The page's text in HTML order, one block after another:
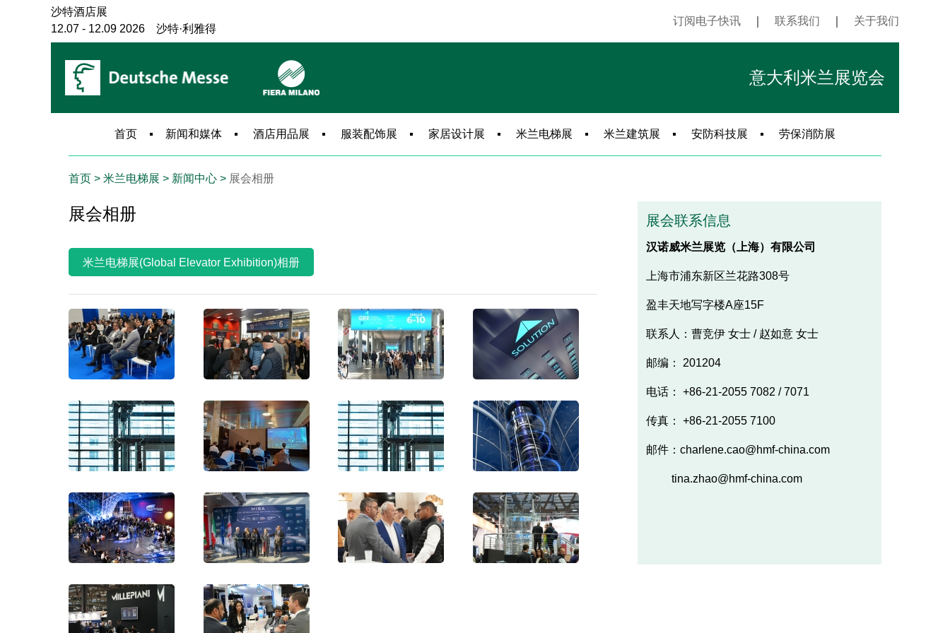
沙特酒店展
12.07 - 12.09 2026 沙特·利雅得
06.08 - 06.10 2027 巴西·圣保罗
巴西消防展
11.17 - 11.19 2027 意大利·米兰
米兰安防展
11.17 - 11.19 2027 意大利·米兰
09.12 - 09.14 2026 意大利·米兰
订阅电子快讯 联系我们 关于我们
意大利米兰展览会
首页 新闻和媒体 酒店用品展 服装配饰展 家居设计展 米兰电梯展 米兰建筑展 安防科技展 劳保消防展
首页 > 米兰电梯展 > 新闻中心 > 展会相册
展会相册
米兰电梯展(Global Elevator Exhibition)相册
展会联系信息
汉诺威米兰展览（上海）有限公司
上海市浦东新区兰花路308号
盈丰天地写字楼A座15F
联系人：曹竞伊 女士 / 赵如意 女士
邮编： 201204
电话： +86-21-2055 7082 / 7071
传真： +86-21-2055 7100
邮件：charlene.cao@hmf-china.com
tina.zhao@hmf-china.com